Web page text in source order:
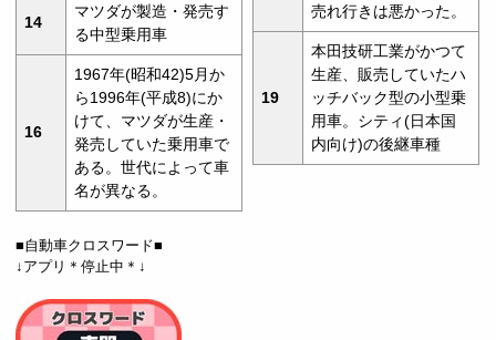
14
マツダが製造・発売す
る中型乗用車
16
1967年(昭和42)5月か
ら1996年(平成8)にか
けて、マツダが生産・
発売していた乗用車で
ある。世代によって車
名が異なる。
売れ行きは悪かった。
19
本田技研工業がかつて
生産、販売していたハ
ッチバック型の小型乗
用車。シティ(日本国
内向け)の後継車種
■自動車クロスワード■
↓アプリ＊停止中＊↓